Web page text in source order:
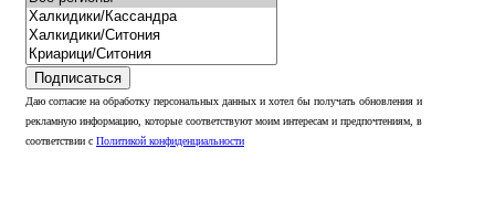
Подписаться
Даю согласие на обработку персональных данных и хотел бы получать обновления и
рекламную информацию, которые соответствуют моим интересам и предпочтениям, в
соответствии с Политикой конфиденциальности